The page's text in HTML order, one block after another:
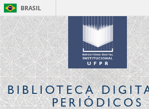
BRASIL
Acesso
BIBLIOTECA
PERIÓDICOS